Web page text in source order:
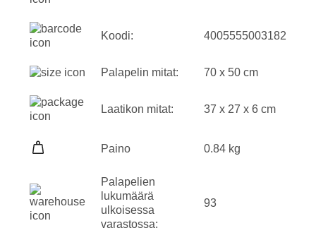
Koodi: 4005555003182
Palapelin mitat: 70 x 50 cm
Laatikon mitat: 37 x 27 x 6 cm
Paino 0.84 kg
Palapelien
lukumäärä
ulkoisessa
varastossa:
93